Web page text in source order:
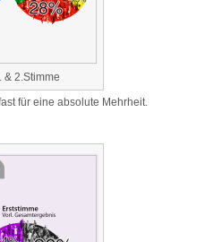
2.Stimme
für eine absolute Mehrheit.